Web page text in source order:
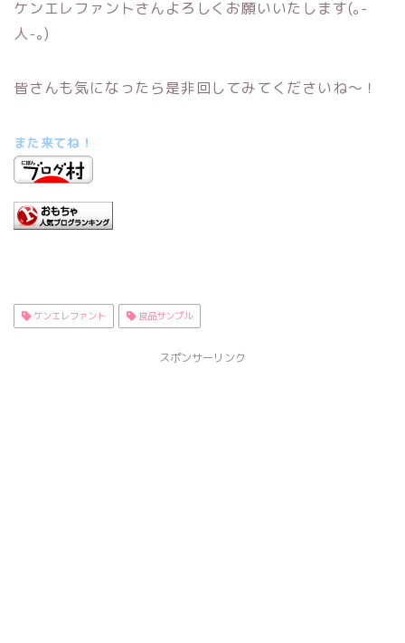
ケンエレファントさんよろしくお願いいたします(｡-
人-｡)
皆さんも気になったら是非回してみてくださいね～！
また来てね！
ケンエレファント 食品サンプル
スポンサーリンク